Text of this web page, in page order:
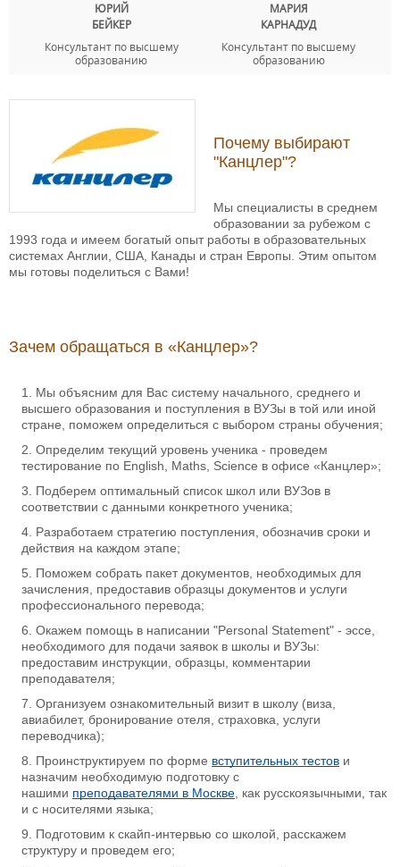
ЮРИЙ
БЕЙКЕР
Консультант по высшему
образованию
МАРИЯ
КАРНАДУД
Консультант по высшему
образованию
Почему выбирают
"Канцлер"?
Мы специалисты в среднем
образовании за рубежом с
1993 года и имеем богатый опыт работы в образовательных
системах Англии, США, Канады и стран Европы. Этим опытом
мы готовы поделиться с Вами!
Зачем обращаться в «Канцлер»?
Мы объясним для Вас систему начального, среднего и
высшего образования и поступления в ВУЗы в той или иной
стране, поможем определиться с выбором страны обучения;
Определим текущий уровень ученика - проведем
тестирование по English, Maths, Science в офисе «Канцлер»;
Подберем оптимальный список школ или ВУЗов в
соответствии с данными конкретного ученика;
Разработаем стратегию поступления, обозначив сроки и
действия на каждом этапе;
Поможем собрать пакет документов, необходимых для
зачисления, предоставив образцы документов и услуги
профессионального перевода;
Окажем помощь в написании "Personal Statement" - эссе,
необходимого для подачи заявок в школы и ВУЗы:
предоставим инструкции, образцы, комментарии
преподавателя;
Организуем ознакомительный визит в школу (виза,
авиабилет, бронирование отеля, страховка, услуги
переводчика);
Проинструктируем по форме вступительных тестов и
назначим необходимую подготовку с
нашими преподавателями в Москве, как русскоязычными, так
и с носителями языка;
Подготовим к скайп-интервью со школой, расскажем
структуру и проведем его;